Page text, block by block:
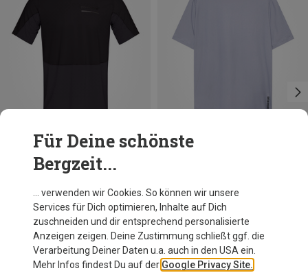
Herren Senja Equaliser Lightweight T-Shirt
108,95 €
M L
Für Deine schönste
Bergzeit...
… verwenden wir Cookies. So können wir unsere
Services für Dich optimieren, Inhalte auf Dich
zuschneiden und dir entsprechend personalisierte
Anzeigen zeigen. Deine Zustimmung schließt ggf. die
Verarbeitung Deiner Daten u.a. auch in den USA ein.
Mehr Infos findest Du auf der Google Privacy Site.